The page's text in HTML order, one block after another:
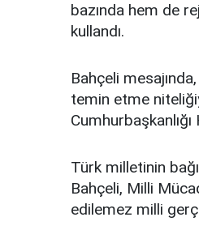
bazında hem de
kullandı.
Bahçeli
temin etme
Türk milletinin
Bahçeli, Milli
edilemez milli